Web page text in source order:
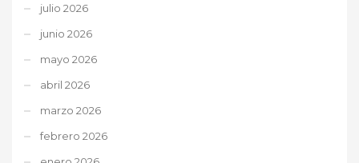
julio 2026
junio 2026
mayo 2026
abril 2026
marzo 2026
febrero 2026